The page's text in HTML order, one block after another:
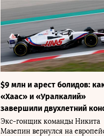
$9 млн и арест болидов:
«Хаас» и «Уралкалий»
завершили двухлетний
Экс-гонщик команды Никита
Мазепин вернулся на